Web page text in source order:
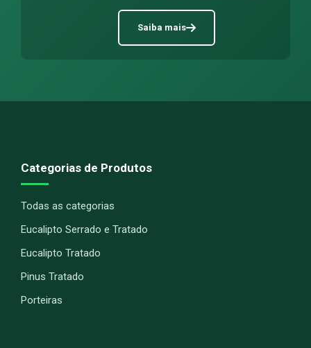
Saiba mais
Categorias de Produtos
Todas as categorias
Eucalipto Serrado e Tratado
Eucalipto Tratado
Pinus Tratado
Porteiras